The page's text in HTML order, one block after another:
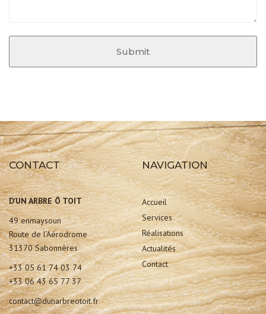
Submit
CONTACT
D’UN ARBRE Ô TOIT
49 enmaysoun
Route de l’Aérodrome
31370 Sabonnères
+33 05 61 74 03 74
+33 06 43 65 77 37
contact@dunarbreotoit.fr
NAVIGATION
Accueil
Services
Réalisations
Actualités
Contact